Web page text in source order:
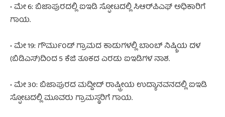
• ಮೇ 6: ಬಿಜಾಪುರದಲ್ಲಿ ಐಇಡಿ ಸ್ಫೋಟದಲ್ಲಿ ಸಿಆರ್‌ಪಿಎಫ್ ಅಧಿಕಾರಿಗೆ
ಗಾಯ.
• ಮೇ 19: ಗೌರ್ಮುಂಡ್ ಗ್ರಾಮದ ಕಾಡುಗಳಲ್ಲಿ ಬಾಂಬ್ ನಿಷ್ಕ್ರಿಯ ದಳ
(ಬಿಡಿಎಸ್)ದಿಂದ 5 ಕೆಜಿ ತೂಕದ ಎರಡು ಐಇಡಿಗಳ ನಾಶ.
• ಮೇ 30: ಬಿಜಾಪುರದ ಮದ್ದೀದ್ ರಾಷ್ಟ್ರೀಯ ಉದ್ಯಾನವನದಲ್ಲಿ ಐಇಡಿ
ಸ್ಫೋಟದಲ್ಲಿ ಮೂವರು ಗ್ರಾಮಸ್ಥರಿಗೆ ಗಾಯ.